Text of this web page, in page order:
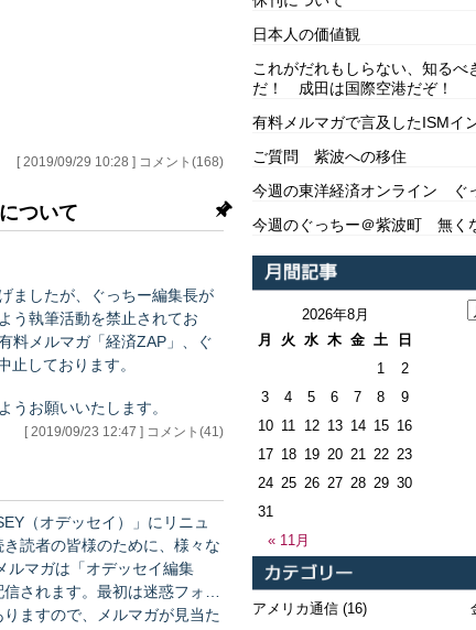
[ 2019/09/29 10:28 ] コメント(168)
ついて
ましたが、ぐっちー編集長が
う執筆活動を禁止されてお
料メルマガ「経済ZAP」、ぐ
止しております。
うお願いいたします。
す。…[ 2019/09/23 12:47 ] コメント(41)
（オデッセイ）」にリニュ
読者の皆様のために、様々な
ルマガは「オデッセイ編集
されます。最初は迷惑フォル
ますので、メルマガが見当た
日本人の価値観
これがだれもしらない、知るべ
だ！ 成田は国際空港だぞ！
有料メルマガで言及したISMイ
ご質問 紫波への移住
今週の東洋経済オンライン ぐ
今週のぐっちー＠紫波町 無く
2026年8月
月
火 水 木 金 土 日
« 11月
1
2
3
4 5 6 7 8
9
10 11 12 13 14 15 16
17 18 19 20 21 22 23
24 25 26 27 28 29 30
31
アメリカ通信 (16)